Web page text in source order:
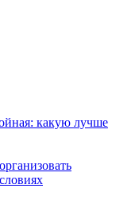
какую лучше